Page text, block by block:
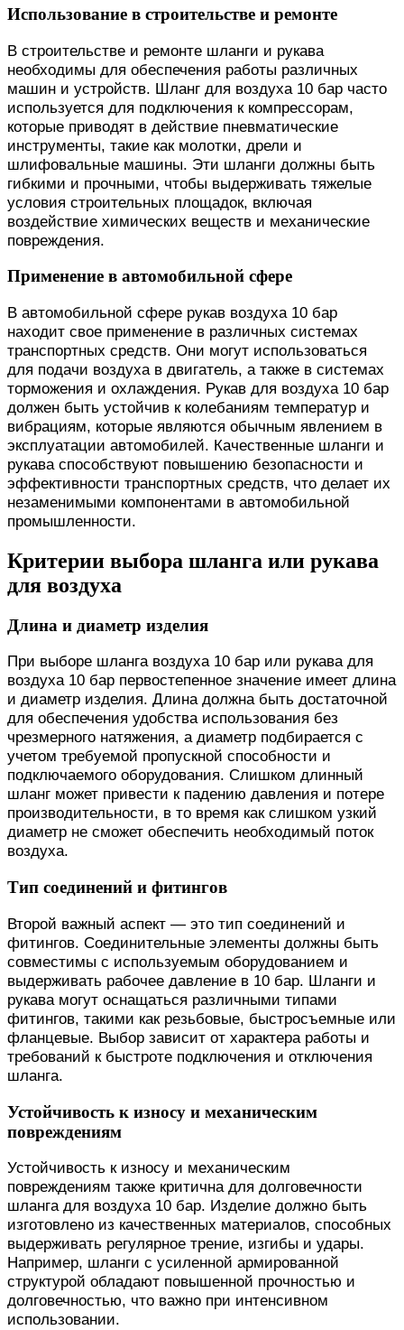
Использование в строительстве и ремонте
В строительстве и ремонте шланги и рукава
необходимы для обеспечения работы различных
машин и устройств. Шланг для воздуха 10 бар часто
используется для подключения к компрессорам,
которые приводят в действие пневматические
инструменты, такие как молотки, дрели и
шлифовальные машины. Эти шланги должны быть
гибкими и прочными, чтобы выдерживать тяжелые
условия строительных площадок, включая
воздействие химических веществ и механические
повреждения.
Применение в автомобильной сфере
В автомобильной сфере рукав воздуха 10 бар
находит свое применение в различных системах
транспортных средств. Они могут использоваться
для подачи воздуха в двигатель, а также в системах
торможения и охлаждения. Рукав для воздуха 10 бар
должен быть устойчив к колебаниям температур и
вибрациям, которые являются обычным явлением в
эксплуатации автомобилей. Качественные шланги и
рукава способствуют повышению безопасности и
эффективности транспортных средств, что делает их
незаменимыми компонентами в автомобильной
промышленности.
Критерии выбора шланга или рукава
для воздуха
Длина и диаметр изделия
При выборе шланга воздуха 10 бар или рукава для
воздуха 10 бар первостепенное значение имеет длина
и диаметр изделия. Длина должна быть достаточной
для обеспечения удобства использования без
чрезмерного натяжения, а диаметр подбирается с
учетом требуемой пропускной способности и
подключаемого оборудования. Слишком длинный
шланг может привести к падению давления и потере
производительности, в то время как слишком узкий
диаметр не сможет обеспечить необходимый поток
воздуха.
Тип соединений и фитингов
Второй важный аспект — это тип соединений и
фитингов. Соединительные элементы должны быть
совместимы с используемым оборудованием и
выдерживать рабочее давление в 10 бар. Шланги и
рукава могут оснащаться различными типами
фитингов, такими как резьбовые, быстросъемные или
фланцевые. Выбор зависит от характера работы и
требований к быстроте подключения и отключения
шланга.
Устойчивость к износу и механическим
повреждениям
Устойчивость к износу и механическим
повреждениям также критична для долговечности
шланга для воздуха 10 бар. Изделие должно быть
изготовлено из качественных материалов, способных
выдерживать регулярное трение, изгибы и удары.
Например, шланги с усиленной армированной
структурой обладают повышенной прочностью и
долговечностью, что важно при интенсивном
использовании.